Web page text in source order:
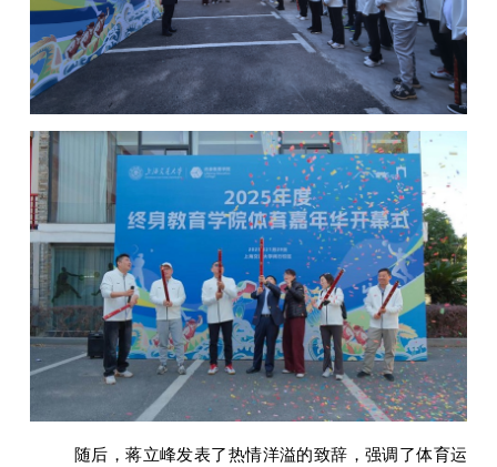
随后，蒋立峰发表了热情洋溢的致辞，强调了体育运